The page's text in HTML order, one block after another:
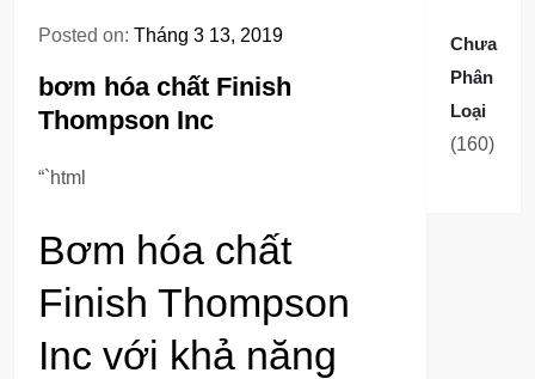
Posted on: Tháng 3 13, 2019
bơm hóa chất Finish
Thompson Inc
“`html
Bơm hóa chất
Finish Thompson
Inc với khả năng
Chưa
Phân
Loại
160160